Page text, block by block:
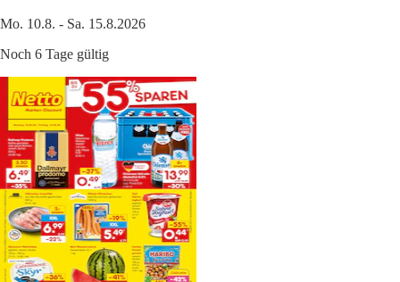
Mo. 10.8. - Sa. 15.8.2026
Noch 6 Tage gültig